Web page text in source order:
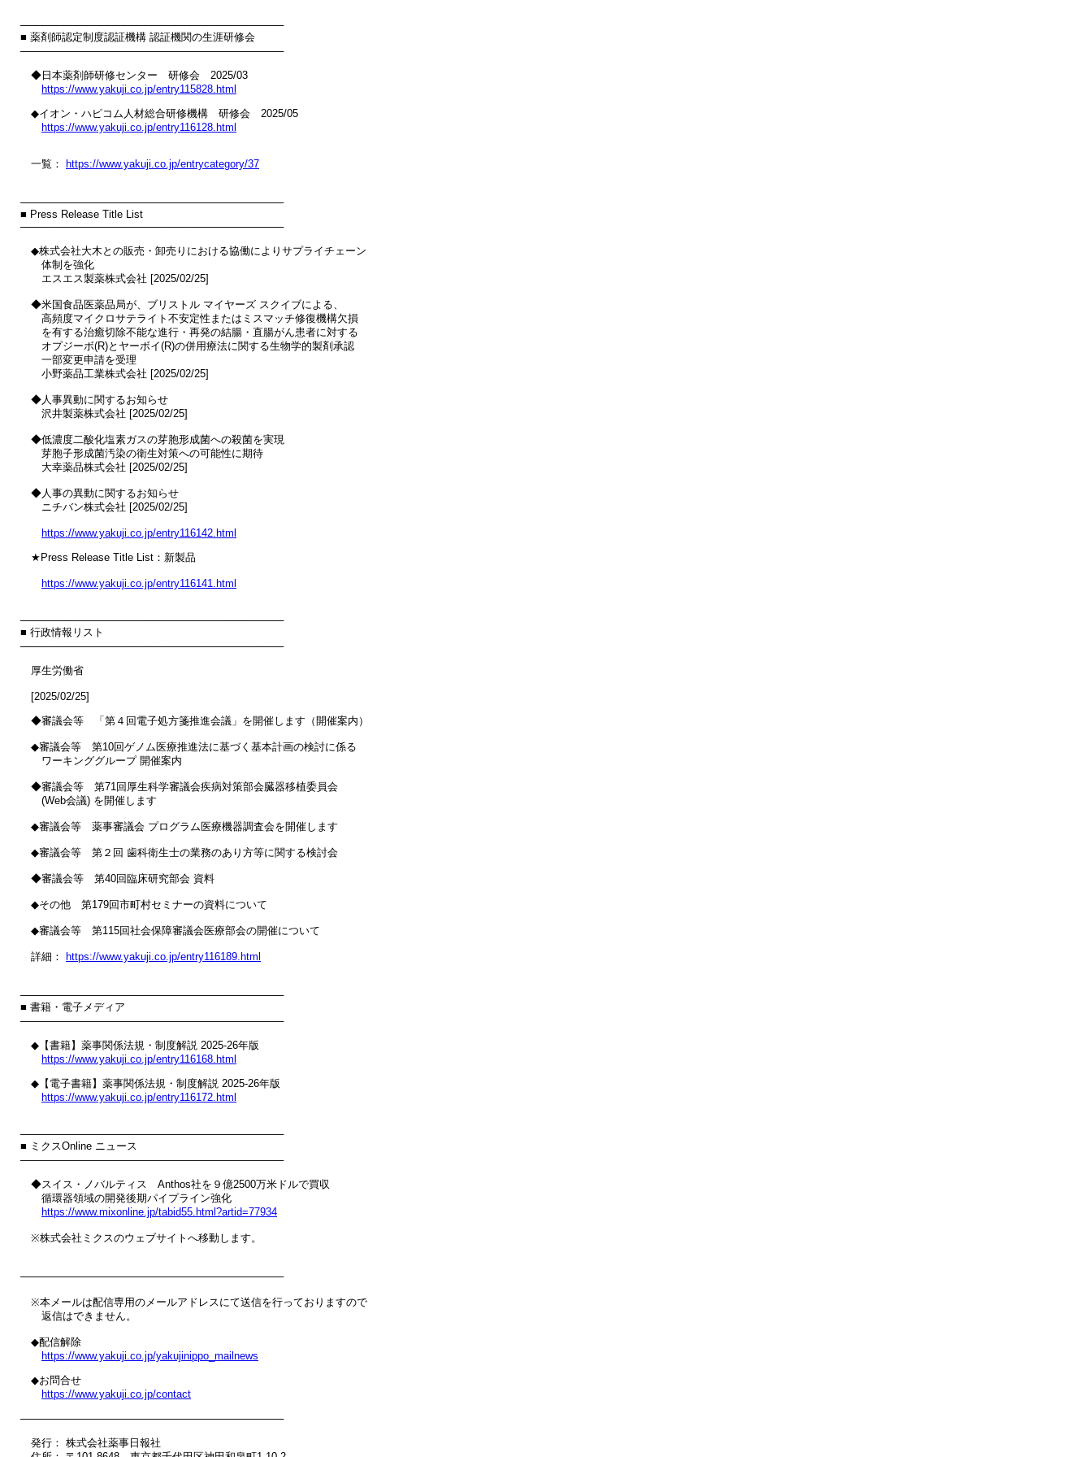
────────────────────────────────────
■ 薬剤師認定制度認証機構 認証機関の生涯研修会
────────────────────────────────────
◆日本薬剤師研修センター　研修会　2025/03
https://www.yakuji.co.jp/entry115828.html
◆イオン・ハピコム人材総合研修機構　研修会　2025/05
https://www.yakuji.co.jp/entry116128.html
一覧： https://www.yakuji.co.jp/entrycategory/37
────────────────────────────────────
■ Press Release Title List
────────────────────────────────────
◆株式会社大木との販売・卸売りにおける協働によりサプライチェーン
体制を強化
エスエス製薬株式会社 [2025/02/25]
◆米国食品医薬品局が、ブリストル マイヤーズ スクイブによる、
高頻度マイクロサテライト不安定性またはミスマッチ修復機構欠損
を有する治癒切除不能な進行・再発の結腸・直腸がん患者に対する
オプジーボ(R)とヤーボイ(R)の併用療法に関する生物学的製剤承認
一部変更申請を受理
小野薬品工業株式会社 [2025/02/25]
◆人事異動に関するお知らせ
沢井製薬株式会社 [2025/02/25]
◆低濃度二酸化塩素ガスの芽胞形成菌への殺菌を実現
芽胞子形成菌汚染の衛生対策への可能性に期待
大幸薬品株式会社 [2025/02/25]
◆人事の異動に関するお知らせ
ニチバン株式会社 [2025/02/25]
https://www.yakuji.co.jp/entry116142.html
★Press Release Title List：新製品
https://www.yakuji.co.jp/entry116141.html
────────────────────────────────────
■ 行政情報リスト
────────────────────────────────────
厚生労働省
[2025/02/25]
◆審議会等　「第４回電子処方箋推進会議」を開催します（開催案内）
◆審議会等　第10回ゲノム医療推進法に基づく基本計画の検討に係る
ワーキンググループ 開催案内
◆審議会等　第71回厚生科学審議会疾病対策部会臓器移植委員会
(Web会議) を開催します
◆審議会等　薬事審議会 プログラム医療機器調査会を開催します
◆審議会等　第２回 歯科衛生士の業務のあり方等に関する検討会
◆審議会等　第40回臨床研究部会 資料
◆その他　第179回市町村セミナーの資料について
◆審議会等　第115回社会保障審議会医療部会の開催について
詳細： https://www.yakuji.co.jp/entry116189.html
────────────────────────────────────
■ 書籍・電子メディア
────────────────────────────────────
◆【書籍】薬事関係法規・制度解説 2025-26年版
https://www.yakuji.co.jp/entry116168.html
◆【電子書籍】薬事関係法規・制度解説 2025-26年版
https://www.yakuji.co.jp/entry116172.html
────────────────────────────────────
■ ミクスOnline ニュース
────────────────────────────────────
◆スイス・ノバルティス　Anthos社を９億2500万米ドルで買収
循環器領域の開発後期パイプライン強化
https://www.mixonline.jp/tabid55.html?artid=77934
※株式会社ミクスのウェブサイトへ移動します。
────────────────────────────────────
※本メールは配信専用のメールアドレスにて送信を行っておりますので
返信はできません。
◆配信解除
https://www.yakuji.co.jp/yakujinippo_mailnews
◆お問合せ
https://www.yakuji.co.jp/contact
────────────────────────────────────
発行： 株式会社薬事日報社